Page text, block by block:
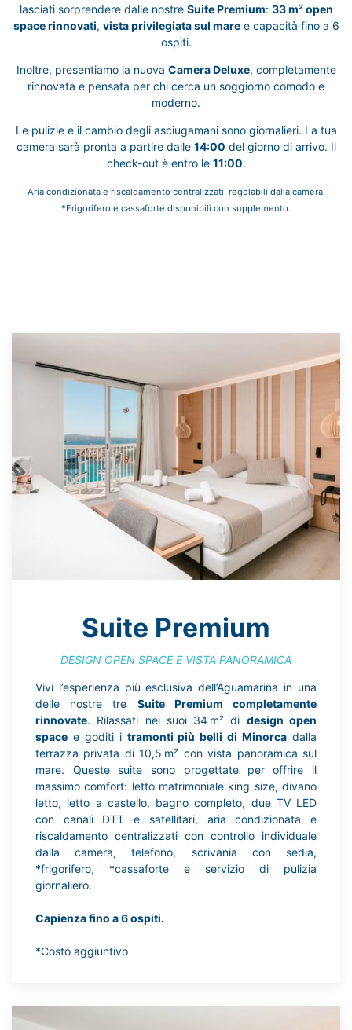
lasciati sorprendere dalle nostre Suite Premium: 33 m² open
space rinnovati, vista privilegiata sul maree capacità fino a 6
ospiti.
Inoltre, presentiamo la nuova Camera Deluxe, completamente
rinnovata e pensata per chi cerca un soggiorno comodo e
moderno.
Le pulizie e il cambio degli asciugamani sono giornalieri. La tua
camera sarà pronta a partire dalle 14:00 del giorno di arrivo. Il
check-out è entro le 11:00.
Aria condizionata e riscaldamento centralizzati, regolabili dalla camera.
*Frigorifero e cassaforte disponibili con supplemento.
Suite Premium
DESIGN OPEN SPACE E VISTA PANORAMICA
Vivi l’esperienza più esclusiva dell’Aguamarina in una
delle nostre tre Suite Premium completamente
rinnovate. Rilassati nei suoi 34 m² di design open
space e goditi i tramonti più belli di Minorca dalla
terrazza privata di 10,5 m² con vista panoramica sul
mare. Queste suite sono progettate per offrire il
massimo comfort: letto matrimoniale king size, divano
letto, letto a castello, bagno completo, due TV LED
con canali DTT e satellitari, aria condizionata e
riscaldamento centralizzati con controllo individuale
dalla camera, telefono, scrivania con sedia,
*frigorifero, *cassaforte e servizio di pulizia
giornaliero.
Capienza fino a 6 ospiti.
*Costo aggiuntivo